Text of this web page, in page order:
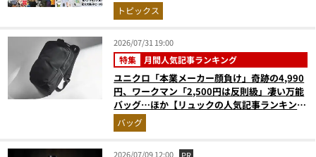
トピックス
2026/07/31 19:00
特集 月間人気記事ランキング
ユニクロ「本業メーカー顔負け」奇跡の4,990
円、ワークマン「2,500円は反則級」凄い万能
バッグ…ほか【リュックの人気記事ランキング
ベスト3】（2026年6月版）
バッグ
2026/07/09 12:00 PR